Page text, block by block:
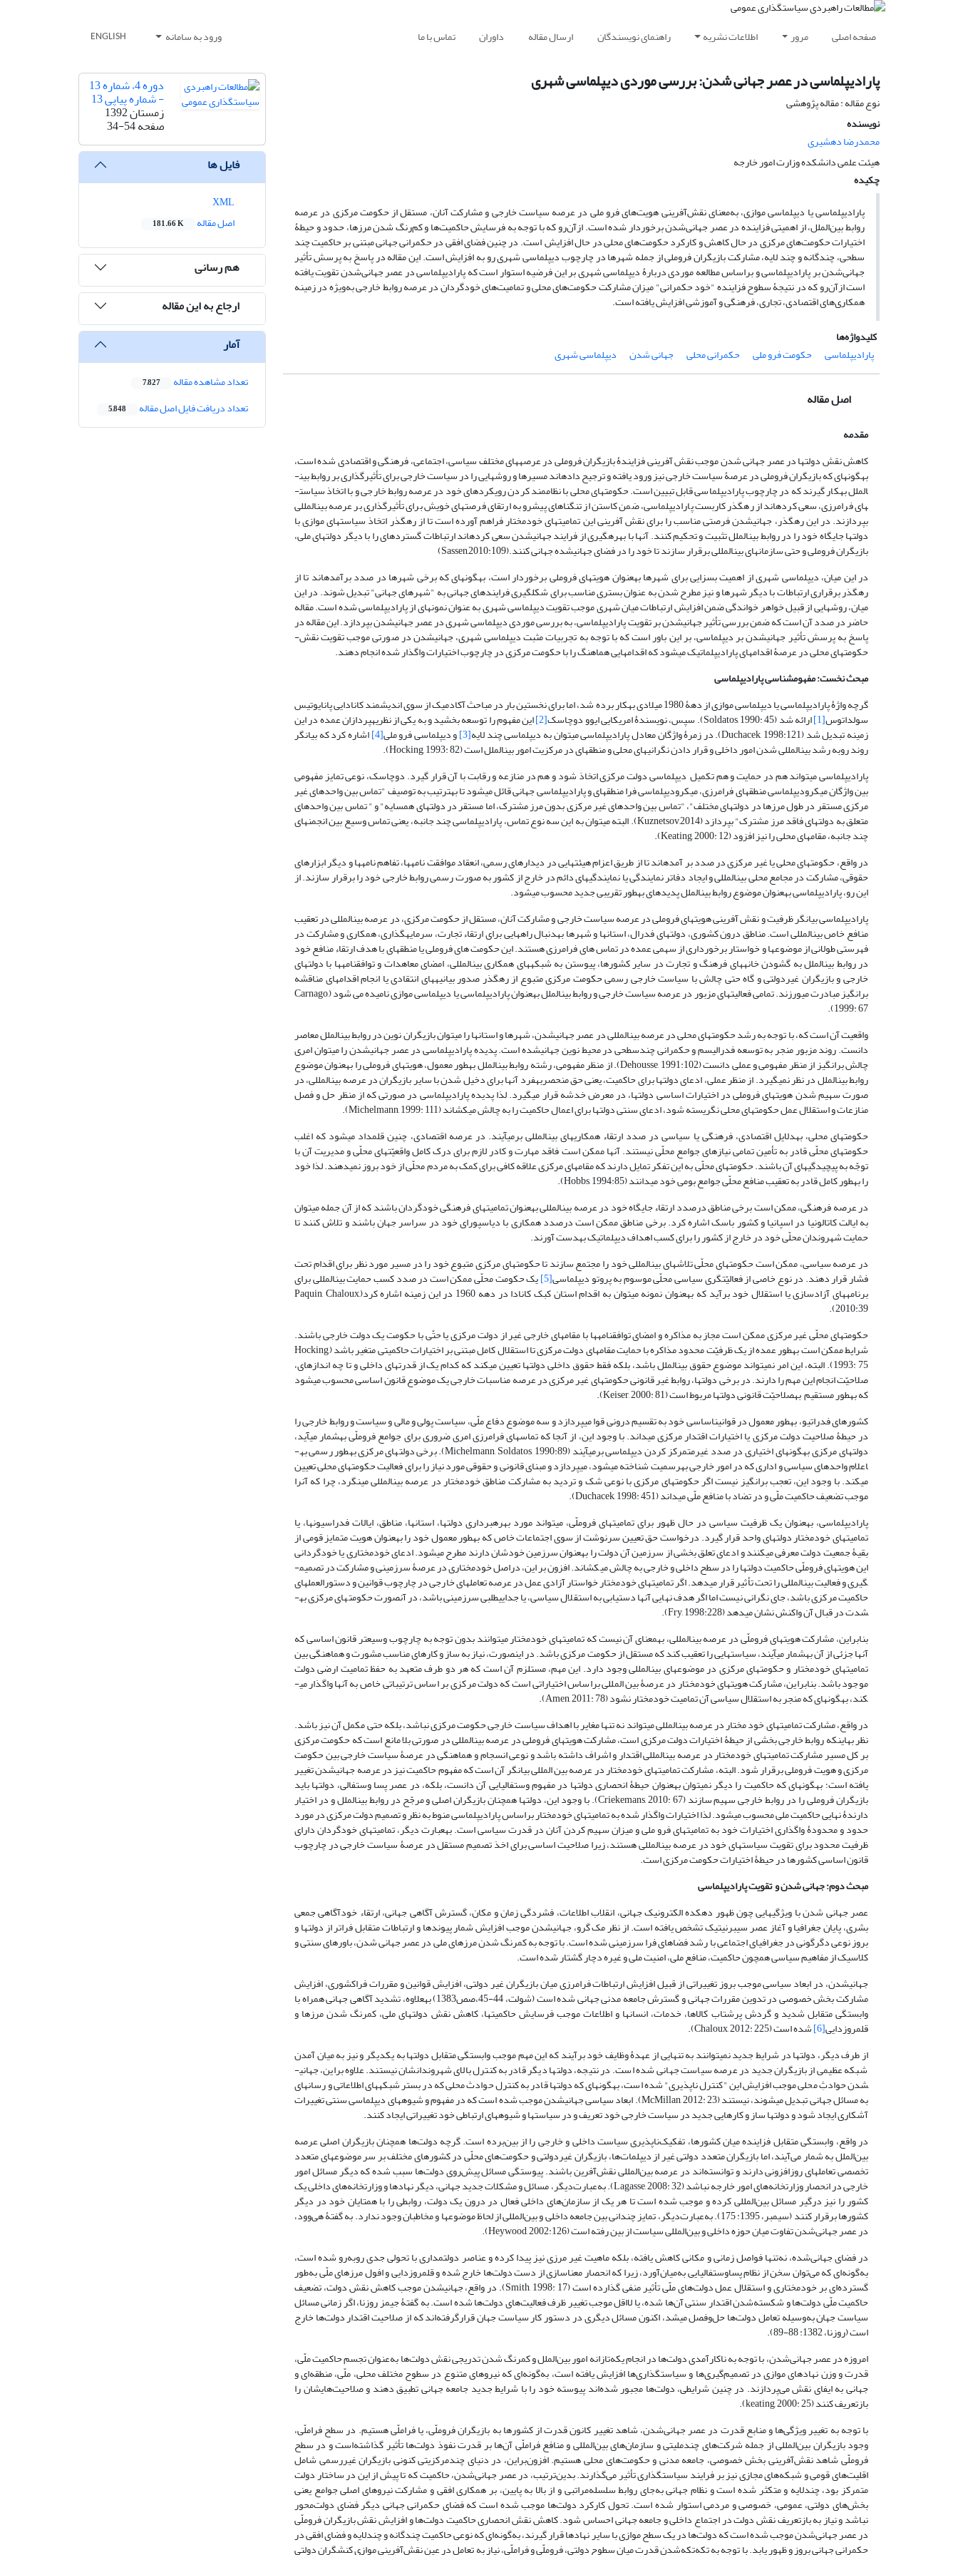
صفحه اصلی مرور اطلاعات نشریه راهنمای نویسندگان ارسال مقاله داوران تماس با ما ورود به سامانه ENGLISH
پارادیپلماسی در عصر جهانی شدن: بررسی موردی دیپلماسی شهری
نوع مقاله : مقاله پژوهشی
نویسنده
محمدرضا دهشیری
هیئت علمی دانشکده وزارت امور خارجه
چکیده
پارادیپلماسی یا دیپلماسی موازی، به‌معنای نقش‌آفرینی هویت‌های فرو ملی در عرصه سیاست خارجی و مشارکت آنان، مستقل از حکومت مرکزی در عرصه
روابط بین‌الملل، از اهمیتی فزاینده در عصر جهانی‌شدن برخوردار شده است. ازآن‌رو که با توجه به فرسایش حاکمیت‌ها و کم‌رنگ شدن مرزها، حدود و حیطۀ
اختیارات حکومت‌های مرکزی در حال کاهش و کارکرد حکومت‌های محلی در حال افزایش است. در چنین فضای افقی در حکمرانی جهانی مبتنی بر حاکمیت چند
سطحی، چندگانه و چند لایه، مشارکت بازیگران فروملی از جمله شهرها در چارچوب دیپلماسی شهری رو به افزایش است. این مقاله در پاسخ به پرسش تأثیر
جهانی‌شدن بر پارادیپلماسی و براساس مطالعه موردی دربارۀ دیپلماسی شهری بر این فرضیه استوار است که پارادیپلماسی در عصر جهانی‌شدن تقویت یافته
است ازآن‌رو که در نتیجۀ سطوح فزاینده "خود حکمرانی" میزان مشارکت حکومت‌های محلی و تمامیت‌های خودگردان در عرصه روابط خارجی به‌ویژه در زمینه
همکاری‌های اقتصادی، تجاری، فرهنگی و آموزشی افزایش یافته است.
کلیدواژه‌ها
پارادیپلماسی
حکومت فرو ملی حکمرانی محلی جهانی شدن دیپلماسی شهری
اصل مقاله
مقدمه
کاهش نقش دولت­ها در عصر جهانی شدن موجب نقش آفرینی فزایندۀ بازیگران فروملی در عرصه­های مختلف سیاسی، اجتماعی، فرهنگی و اقتصادی شده است،
به­گونه­ای که بازیگران فروملی در عرصۀ سیاست خارجی نیز ورود یافته­ و ترجیح داده­اند مسیرها و روش­هایی را در سیاست خارجی برای تأثیرگذاری بر روابط بین­
الملل به­کار گیرند که در چارچوب پارادیپلماسی قابل تبیین است. حکومت­های محلی با نظام­مند کردن رویکردهای خود در عرصه روابط خارجی و با اتخاذ سیاست­
های فرامرزی، سعی کرده­اند از رهگذر کاربست پارادیپلماسی، ضمن کاستن از تنگناهای پیش­رو به ارتقای فرصت­های خویش برای تأثیرگذاری بر عرصه بین­المللی
بپردازند. در این رهگذر، جهانی­شدن فرصتی مناسب را برای نقش آفرینی این تمامیت­های خودمختار فراهم آورده است تا از رهگذر اتخاذ سیاست­های موازی با
دولت­ها جایگاه خود را در روابط بین­الملل تثبیت و تحکیم کنند. آن­ها با بهره­گیری از فرایند جهانی­شدن سعی کرده­اند ارتباطات گسترده­ای را با دیگر دولت­های ملی،
بازیگران فروملی و حتی سازمان­های بین­المللی برقرار سازند تا خود را در فضای جهانی­شده جهانی کنند.(Sassen,2010:109)
در این میان، دیپلماسی شهری از اهمیت بسزایی برای شهرها به­عنوان هویت­های فروملی برخوردار است، به­گونه­ای که برخی شهر­ها در صدد برآمده­اند تا از
رهگذر برقراری ارتباطات با دیگر شهرها و نیز مطرح شدن به عنوان بستری مناسب برای شکل­گیری فرایندهای جهانی به "شهرهای جهانی" تبدیل شوند. در این
میان، روش­هایی از قبیل خواهر خواندگی ضمن افزایش ارتباطات میان شهری موجب تقویت دیپلماسی شهری به عنوان نمونه­ای از پارادیپلماسی شده است. مقاله
حاضر در صدد آن است که ضمن بررسی تأثیر جهانی­شدن بر تقویت پارادیپلماسی، به بررسی موردی دیپلماسی شهری در عصر جهانی­شدن بپردازد. این مقاله در
پاسخ به پرسش تأثیر جهانی­شدن بر دیپلماسی، بر این باور است که با توجه به تجربیات مثبت دیپلماسی شهری، جهانی­شدن در صورتی موجب تقویت نقش­
حکومت­های محلی در عرصۀ اقدام­های پارادیپلماتیک می­شود که اقدام­هایی هماهنگ را با حکومت مرکزی در چارچوب اختیارات واگذار شده انجام دهند.
مبحث نخست: مفهوم­شناسی پارادیپلماسی
گرچه واژۀ پارادیپلماسی یا دیپلماسی موازی از دهۀ 1980 میلادی به­کار برده شد، اما برای نخستین بار در مباحث آکادمیک از سوی اندیشمند کانادایی پانایوتیس
سولداتوس[1] ارائه شد (Soldatos, 1990: 45). سپس، نویسندۀ امریکایی ایوو دوچاسک [2] این مفهوم را توسعه بخشید و به یکی از نظریه­پردازان عمده در این
زمینه تبدیل شد (Duchacek, 1998:121). در زمرۀ واژگان معادل پارادیپلماسی می­توان به دیپلماسی چند لایه [3] و دیپلماسی فرو ملی[4] اشاره کرد که بیانگر
روند روبه رشد بین­المللی شدن امور داخلی و قرار دادن نگرانی­های محلی و منطقه­ای در مرکزیت امور بین­الملل است (Hocking, 1993: 82).
پارادیپلماسی می­تواند هم در حمایت و هم تکمیل دیپلماسی دولت مرکزی اتخاذ شود و هم در منازعه و رقابت با آن قرار گیرد. دوچاسک، نوعی تمایز مفهومی
بین واژگان میکرودیپلماسی منطقه­ای فرامرزی، میکرودیپلماسی فرا منطقه­ای و پارادیپلماسی جهانی قائل می­شود تا به­ترتیب به توصیف "تماس بین واحدهای غیر
مرکزی مستقر در طول مرزها در دولت­های مختلف"، "تماس بین واحدهای غیر مرکزی بدون مرز مشترک، اما مستقر در دولت­های همسایه" و " تماس بین واحدهای
متعلق به دولت­های فاقد مرز مشترک" بپردازد (Kuznetsov,2014). البته می­توان به این سه نوع تماس، پارادیپلماسی چند جانبه، یعنی تماس وسیع بین انجمن­های
چند جانبه، مقام­های محلی را نیز افزود (Keating, 2000: 12).
در واقع، حکومت­های محلی یا غیر مرکزی در صدد بر آمده­اند تا از طریق اعزام هیئت­هایی در دیدارهای رسمی، انعقاد موافقت نامه­ها، تفاهم نامه­ها و دیگر ابزارهای
حقوقی، مشارکت در مجامع محلی بین­المللی و ایجاد دفاتر نمایندگی یا نمایندگی­های دائم در خارج از کشور به صورت رسمی روابط خارجی خود را برقرار سازند. از
این رو، پارادیپلماسی به­عنوان موضوع روابط بین­الملل پدیده­ای به­طور تقریبی جدید محسوب می­شود.
پارادیپلماسی بیانگر ظرفیت و نقش آفرینی هویت­های فروملی در عرصه سیاست خارجی و مشارکت آنان، مستقل از حکومت مرکزی، در عرصه بین­المللی در تعقیب
منافع خاص بین­المللی است. مناطق درون کشوری، دولت­های فدرال، استان­ها و شهرها به­دنبال راه­هایی برای ارتقاء تجارت، سرمایه­گذاری، همکاری و مشارکت در
فهرستی طولانی از موضوع­ها و خواستار برخورداری از سهمی عمده در تماس های فرامرزی هستند. این حکومت های فروملی یا منطقه­ای با هدف ارتقاء منافع خود
در روابط بین­الملل به گشودن خانه­های فرهنگ و تجارت در سایر کشورها، پیوستن به شبکه­های همکاری بین­المللی، امضای معاهدات و توافقنامه­ها با دولت­های
خارجی و بازیگران غیردولتی و گاه حتی چالش با سیاست خارجی رسمی حکومت مرکزی متبوع از رهگذر صدور بیانیه­های انتقادی یا انجام اقدام­های مناقشه
برانگیز مبادرت می­ورزند. تمامی فعالیت­های مزبور در عرصه سیاست خارجی و روابط بین­الملل به­عنوان پارادیپلماسی یا دیپلماسی موازی نامیده می شود (Carnago,
1999: 67).
واقعیت آن است که، با توجه به رشد حکومت­های محلی در عرصه بین­المللی در عصر جهانی­شدن، شهرها و استان­ها را می­توان بازیگران نوین در روابط بین­الملل معاصر
دانست. روند مزبور منجر به توسعه فدرالیسم و حکمرانی چندسطحی در محیط نوین جهانی­شده است. پدیده پارادیپلماسی در عصر جهانی­شدن را می­توان امری
چالش برانگیز از منظر مفهومی و عملی دانست (Dehousse, 1991:102). از منظر مفهومی، رشته روابط بین­الملل به­طور معمول، هویت­های فروملی را به­عنوان موضوع
روابط بین­الملل در نظر نمی­گیرد. از منظر عملی، ادعای دولت­ها برای حاکمیت، یعنی حق منحصربه­فرد آن­ها برای دخیل شدن با سایر بازیگران در عرصه بین­المللی، در
صورت سهیم شدن هویت­های فروملی در اختیارات اساسی دولت­ها، در معرض خدشه قرار می­گیرد. لذا پدیده پارادیپلماسی در صورتی که از منظر حل و فصل
منازعات و استقلال عمل حکومت­های محلی نگریسته شود، ادعای سنتی دولت­ها برای اعمال حاکمیت را به چالش می­کشاند (Michelmann, 1999: 111).
حکومت­های محلی، به­دلایل اقتصادی، فرهنگی یا سیاسی در صدد ارتقاء همکاری­های بین­المللی برمی­آیند. در عرصه اقتصادی، چنین قلمداد می­شود که اغلب
حکومت­های محلّی قادر به تأمین تمامی نیازهای جوامع محلّی نیستند. آن­ها ممکن است فاقد مهارت و کادر لازم برای درک کامل واقعیّت­های محلّی و مدیریت آن با
توجّه به پیچیدگی­های آن باشند. حکومت­های محلّی به این تفکر تمایل دارند که مقام­های مرکزی علاقه کافی برای کمک به مردم محلّی از خود بروز نمی­دهند. لذا خود
را به­طور کامل قادر به تعقیب منافع محلّی جوامع بومی خود می­دانند (Hobbs, 1994:85).
در عرصه فرهنگی، ممکن است برخی مناطق درصدد ارتقاء جایگاه خود در عرصه بین­المللی به­عنوان تمامیت­های فرهنگی خودگردان باشند که از آن جمله می­توان
به ایالت کاتالونیا در اسپانیا و کشور باسک اشاره کرد. برخی مناطق ممکن است درصدد همکاری با دیاسپورای خود در سراسر جهان باشند و تلاش کنند تا
حمایت شهروندان محلّی خود در خارج از کشور را برای کسب اهداف دیپلماتیک به­دست آورند.
در عرصه سیاسی، ممکن است حکومت­های محلّی تلاش­های بین­المللی خود را مجتمع سازند تا حکومت­های مرکزی متبوع خود را در مسیر مورد نظر برای اقدام تحت
فشار قرار دهند. در نوع خاصی از فعالیّت­گری سیاسی محلّی موسوم به پروتو دیپلماسی[5] یک حکومت محلّی ممکن است در صدد کسب حمایت بین­المللی برای
برنامه­های آزادسازی یا استقلال خود برآید که به­عنوان نمونه می­توان به اقدام استان کبک کانادا در دهه 1960 در این زمینه اشاره کرد(Paquin, Chaloux,
2010:39).
حکومت­های محلّی غیر مرکزی ممکن است مجاز به مذاکره و امضای توافقنامه­ها با مقام­های خارجی غیر از دولت مرکزی یا حتّی با حکومت یک دولت خارجی باشند.
شرایط ممکن است به­طور عمده از یک ظرفیّت محدود مذاکره با حمایت مقام­های دولت مرکزی تا استقلال کامل مبتنی بر اختیارات حاکمیتی متغیر باشد (Hocking,
1993: 75). البته، این امر نمی­تواند موضوع حقوق بین­الملل باشد، بلکه فقط حقوق داخلی دولت­ها تعیین می­کند که کدام یک از قدرت­های داخلی و تا چه اندازه­ای،
صلاحیّت انجام این مهم را دارند. در برخی دولت­ها، روابط غیر قانونی حکومت­های غیر مرکزی در عرصه مناسبات خارجی یک موضوع قانون اساسی محسوب می­شود
که به­طور مستقیم به­صلاحیّت قانونی دولت­ها مربوط است (Keiser, 2000: 81).
کشورهای فدراتیو، به­طور معمول در قوانین­اساسی خود به تقسیم درونی قوا می­پردازد و سه موضوع دفاع ملّی، سیاست پولی و مالی و سیاست و روابط خارجی را
در حیطۀ صلاحیت دولت مرکزی یا اختیارات اقتدار مرکزی می­داند. با وجود این، از آنجا که تماس­های فرامرزی امری ضروری برای جوامع فروملّی به­شمار می­آید،
دولت­های مرکزی به­گونه­ای اختیاری در صدد غیرمتمرکز کردن دیپلماسی برمی­آیند (Michelmann, Soldatos, 1990:89). برخی دولت­های مرکزی به­طور رسمی به­
اعلام واحدهای سیاسی و اداری که در امور خارجی به­رسمیت شناخته می­شود، می­پردازد و مبنای قانونی و حقوقی مورد نیاز را برای فعالیت حکومت­های محلی تعیین
می­کند. با وجود این، تعجب برانگیز نیست اگر حکومت­های مرکزی با نوعی شک و تردید به مشارکت مناطق خودمختار در عرصه بین­المللی می­نگرد، چرا که آن­را
موجب تضعیف حاکمیت ملّی و در تضاد با منافع ملّی می­داند (Duchacek, 1998: 451).
پارادیپلماسی، به­عنوان یک ظرفیت سیاسی در حال ظهور برای تمامیت­های فروملّی، می­تواند مورد بهره­برداری دولت­ها، استان­ها، مناطق، ایالات فدراسیون­ها، یا
تمامیت­های خودمختار دولت­های واحد قرار گیرد. در­خواست حق تعیین سرنوشت از سوی اجتماعات خاص که به­طور معمول خود را به­عنوان هویت متمایز قومی از
بقیۀ جمعیت دولت معرفی می­کنند و ادعای تعلق بخشی از سرزمین آن دولت را به­عنوان سرزمین خودشان دارند مطرح می­شود. ادعای خودمختاری یا خودگردانی
این هویت­های فروملّی حاکمیت دولت­ها را در سطح داخلی و خارجی به چالش می­کشاند. افزون بر این، دراصل خودمختاری در عرصۀ سرزمینی و مشارکت در تصمیم­
گیری و فعالیت بین­المللی را تحت تأثیر قرار می­دهد. اگر تمامیت­های خودمختار خواستار آزادی عمل در عرصه تعامل­های خارجی در چارچوب قوانین و دستورالعمل­های
حاکمیت مرکزی باشد، جای نگرانی نیست اما اگر هدف نهایی آنها دستیابی به استقلال سیاسی، یا جدایی­طلبی سرزمینی باشد، در آن­صورت حکومت­های مرکزی به­
شدت در قبال آن واکنش نشان می­دهد (Fry, 1998:228).
بنابراین، مشارکت هویت­های فروملّی در عرصه بین­المللی، به­معنای آن نیست که تمامیت­های خودمختار می­توانند بدون توجه به چارچوب وسیع­تر قانون اساسی که
آن­ها جزئی از آن به­شمار می­آیند، سیاست­هایی را تعقیب کند که مستقل از حکومت مرکزی باشد. در این­صورت، نیاز به ساز و کارهای مناسب مشورت و هماهنگی بین
تمامیت­های خودمختار و حکومت­های مرکزی در موضوع­های بین­المللی وجود دارد. این مهم، مستلزم آن است که هر دو طرف متعهد به حفظ تمامیت ارضی دولت
موجود باشد. بنابراین، مشارکت هویت­های خودمختار در عرصۀ بین المللی براساس اختیاراتی است که دولت مرکزی بر اساس ترتیباتی خاص به آن­ها واگذار می­
کند، به­گونه­ای که منجر به استقلال سیاسی آن تمامیت خودمختار نشود (Amen, 2011: 78).
در واقع، مشارکت تمامیت­های خود مختار در عرصه بین­المللی می­تواند نه تنها مغایر با اهداف سیاست خارجی حکومت مرکزی نباشد، بلکه حتی مکمل آن نیز باشد.
نظر به­اینکه روابط خارجی بخشی از حیطۀ اختیارات دولت مرکزی است، مشارکت هویت­های فروملی در عرصه بین­المللی در صورتی بلا مانع است که حکومت مرکزی
بر کل مسیر مشارکت تمامیت­های خودمختار در عرصه بین­المللی اقتدار و اشراف داشته باشد و نوعی انسجام و هماهنگی در عرصۀ سیاست خارجی بین حکومت
مرکزی و هویت فروملی برقرار شود. البته، مشارکت تمامیت­های خودمختار در عرصه بین المللی بیانگر آن است که مفهوم حاکمیت نیز در عرصه جهانی­شدن تغییر
یافته است؛ به­گونه­ای که حاکمیت را دیگر نمی­توان به­عنوان حیطۀ انحصاری دولت­ها در مفهوم وستفالیایی آن دانست، بلکه، در عصر پسا وستفالی، دولت­ها باید
بازیگران فروملی را در روابط خارجی سهیم سازند (Criekemans, 2010: 67). با وجود این، دولت­ها همچنان بازیگران اصلی و مرجّح در روابط بین­الملل و در اختیار
دارندۀ نهایی حاکمیت ملی محسوب می­شود. لذا اختیارات واگذار شده به تمامیت­های خودمختار براساس پارادیپلماسی منوط به نظر و تصمیم دولت مرکزی در مورد
حدود و محدودۀ واگذاری اختیارات خود به تمامیت­های فرو ملی و میزان سهیم کردن آنان در قدرت سیاسی است. به­عبارت دیگر، تمامیت­های خودگردان دارای
ظرفیت محدود برای تقویت سیاست­های خود در عرصه بین­المللی هستند، زیرا صلاحیت اساسی برای اخذ تصمیم مستقل در عرصۀ سیاست خارجی در چارچوب
قانون اساسی کشورها در حیطۀ اختیارات حکومت مرکزی است.
مبحث دوم: جهانی شدن و تقویت پارادیپلماسی
عصر جهانی شدن با ویژگی­هایی چون ظهور دهکده الکترونیک جهانی، انقلاب اطلاعات، فشردگی زمان و مکان، گسترش آگاهی جهانی، ارتقاء خودآگاهی جمعی
بشری، پایان جغرافیا و آغاز عصر سیبرنیتیک تشخص یافته است. از نظر مک گرو، جهانی­شدن موجب افزایش شمار پیوندها و ارتباطات متقابل فراتر از دولت­ها و
بروز نوعی دگرگونی در جغرافیای اجتماعی با رشد فضاهای فرا سرزمینی شده است. با توجه به کم­رنگ شدن مرزهای ملی در عصر جهانی شدن، باورهای سنتی و
کلاسیک از مفاهیم سیاسی همچون حاکمیت، منافع ملی، امنیت ملی و غیره دچار گشتار شده است.
جهانی­شدن، در ابعاد سیاسی موجب بروز تغییراتی از قبیل افزایش ارتباطات فرامرزی میان بازیگران غیر دولتی، افزایش قوانین و مقررات فراکشوری، افزایش
مشارکت بخش خصوصی در تدوین مقررات جهانی و گسترش جامعه مدنی جهانی شده است (شولت، 44-45،صص1383) به­علاوه، تشدید آگاهی جهانی همراه با
وابستگی متقابل شدید و گردش پرشتاب کالاها، خدمات، انسان­ها و اطلاعات موجب فرسایش حاکمیت­ها، کاهش نقش دولت­های ملی، کم­رنگ شدن مرزها و
قلمروزدایی[6] شده است (Chaloux, 2012: 225).
از طرف دیگر، دولت­ها در شرایط جدید نمی­توانند به تنهایی از عهدۀ وظایف خود برآیند که این مهم موجب وابستگی متقابل دولت­ها به یکدیگر و نیز به میان آمدن
شبکه عظیمی از بازیگران جدید در عرصه سیاست جهانی شده است. در نتیجه، دولت­ها دیگر قادر به کنترل بالای شهروندانشان نیستند. علاوه براین، جهانی­
شدن حوادثِ محلی موجب افزایش این "کنترل ناپذیری" شده است، به­گونه­ای که دولت­ها قادر به کنترل حوادث محلی که در بستر شبکه­های اطلاعاتی و رسانه­ای
به مسائل جهانی تبدیل می­شوند، نیستند (McMillan, 2012: 23). ابعاد سیاسی جهانی­شدن موجب شده است که در مفهوم و شیوه­های دیپلماسی سنتی تغییرات
آشکاری ایجاد شود و دولت­ها ساز و کارهایی جدید در سیاست خارجی خود تعریف و در سیاست­ها و شیوه­های ارتباطی خود تغییراتی ایجاد کنند.
در واقع، وابستگی متقابل فزاینده میان کشورها، تفکیک‌ناپذیری سیاست داخلی و خارجی را از بین‌برده ‌است. گرچه دولت‌ها همچنان بازیگران اصلی عرصه
بین‌الملل به‌ شمار می‌آیند، اما بازیگران متعدد دولتی غیر از دیپلمات‌ها، بازیگران غیردولتی و حکومت‌های محلّی در کشورهای مختلف بر سر موضوع­های متعدد
تخصصی تعامل­های روزافزونی دارند و توانسته‌اند در عرصه بین‌المللی نقش‌آفرین باشند. پیوستگی مسائل پیش‌روی دولت‌ها سبب شده که دیگر مسائل امور
خارجی در انحصار وزارتخانه‌های امور خارجه نباشد (Lagasse, 2008: 32). به‌عبارت‌دیگر، مسائل و مشکلات جدید جهانی، دیگر نهادها و وزارتخانه‌های داخلی یک
کشور را نیز درگیر مسائل بین‌المللی کرده و موجب شده است تا هر یک از سازمان‌های داخلی فعال در درون یک دولت، روابطی را با همتایان خود در دیگر
کشورها برقرار کنند (سیمبر، 1395: 175). به‌عبارت‌دیگر، تمایز چندانی بین جامعه داخلی و بین‌المللی از لحاظ موضوع­ها و مخاطبان وجود ندارد. به گفتۀ هی‌وود،
در عصر جهانی‌شدن تفاوت میان حوزه داخلی و بین‌المللی سیاست از بین‌ رفته ‌است (Heywood, 2002:126).
در فضای جهانی‌شده، نه‌تنها فواصل زمانی و مکانی کاهش یافته، بلکه ماهیت غیر مرزی نیز پیدا کرده و عناصر دولت­مداری با تحولی جدی روبه‌رو شده ‌است،
به‌گونه‌ای که می‌توان سخن از نظام پساوستفالیایی به‌میان‌آورد، زیرا که انحصار معناسازی از دست دولت‌ها خارج شده و قلمروزدایی و افول مرزهای ملّی به‌طور
گسترده‌ای بر خودمختاری و استقلال عمل دولت‌های ملّی تأثیر منفی گذارده است (Smith, 1998: 17). در واقع، جهانی­شدن موجب کاهش نقش دولت، تضعیف
حاکمیت ملّی دولت‌ها و شکسته‌شدن اقتدار سنتی آن‌ها شده، یا لااقل موجب تغییر ظرف فعالیت‌های دولت‌ها شده ‌است. به گفتۀ جیمز روزنا، اگر زمانی مسائل
سیاست جهان به‌وسیله تعامل دولت‌ها حل‌وفصل می­شد، اکنون مسائل دیگری در دستور کار سیاست جهان قرارگرفته‌اند که از صلاحیت اقتدار دولت‌ها خارج
است (روزنا، 1382: 88-89).
امروزه در عصر جهانی‌شدن، با توجه به ناکارآمدی دولت‌ها در انجام یکه‌تازانه امور بین‌الملل و کم­رنگ ‌شدن تدریجی نقش دولت‌ها به‌عنوان تجسم حاکمیت ملّی،
قدرت و وزن نهادهای موازی در تصمیم‌گیری‌ها و سیاست­گذاری‌ها افزایش یافته ‌است، به‌گونه‌ای که نیروهای متنوع در سطوح مختلف محلی، ملّی، منطقه‌ای و
جهانی به ایفای نقش می‌پردازند. در چنین شرایطی، دولت‌ها مجبور شده‌اند پیوسته خود را با شرایط جدید جامعه جهانی تطبیق دهند و صلاحیت‌هایشان را
بازتعریف کنند (keating, 2000: 25).
با توجه به تغییر ویژگی‌ها و منابع قدرت در عصر جهانی‌شدن، شاهد تغییر کانون قدرت از کشورها به بازیگران فروملّی، یا فراملّی هستیم. در سطح فراملّی،
وجود بازیگران بین‌المللی از جمله شرکت‌های چندملیتی و سازمان‌های بین‌المللی و منافع فراملّی آن‌ها بر قدرت نفوذ دولت‌ها تأثیر گذاشته‌است و در سطح
فروملّی شاهد نقش‌آفرینی بخش خصوصی، جامعه مدنی و حکومت‌های محلی هستیم. افزون‌براین، در دنیای چندمرکزیتی کنونی بازیگران غیررسمی شامل
اقلیت‌های قومی و شبکه‌های مجازی نیز بر فرایند سیاست­گذاری تأثیر می‌گذارند. بدین‌ترتیب، در عصر جهانی‌شدن، حاکمیت که تا پیش از این در ساختار دولت
متمرکز بود، چندلایه و متکثر شده است و نظام جهانی به‌جای روابط سلسله‌مراتبی و از بالا به پایین، بر همکاری افقی و مشارکت نیروهای اصلی جوامع یعنی
بخش‌های دولتی، عمومی، خصوصی و مردمی استوار شده است. تحول کارکرد دولت‌ها موجب شده است که فضای حکمرانی جهانی دیگر فضای دولت‌محور
نباشد و نیاز به بازتعریف نقش دولت در اجتماع داخلی و جامعه جهانی احساس شود. کاهش نقش انحصاری حاکمیت دولت‌ها و افزایش نقش بازیگران فروملّی
در عصر جهانی‌شدن موجب شده است که دولت‌ها در یک سطح موازی با سایر نهادها قرار گیرند، به‌گونه‌ای که نوعی حاکمیت چندگانه و چندلایه و فضای افقی در
حکمرانی جهانی بروز و ظهور یابد. با توجه به تکه‌تکه‌شدن قدرت میان سطوح دولتی، فروملّی و فراملّی، نیاز به تعامل در عین نقش‌آفرینی موازی کنش­گران دولتی
دوره 4، شماره 13
- شماره پیاپی 13
زمستان 1392
صفحه34-54
فایل ها
اصل مقاله
181.66 K
هم رسانی
ارجاع به این مقاله
آمار
تعداد مشاهده مقاله 7,827
تعداد دریافت فایل اصل مقاله 5,848